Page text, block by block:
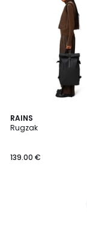
RAINS
Rugzak
139.00 €
3
Kleuren